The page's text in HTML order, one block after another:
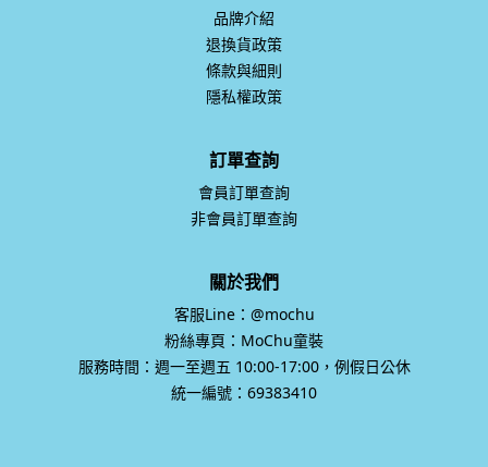
品牌介紹
退換貨政策
條款與細則
隱私權政策
訂單查詢
會員訂單查詢
非會員訂單查詢
關於我們
客服Line：@mochu
粉絲專頁：MoChu童裝
服務時間：週一至週五 10:00-17:00，例假日公休
統一編號：69383410